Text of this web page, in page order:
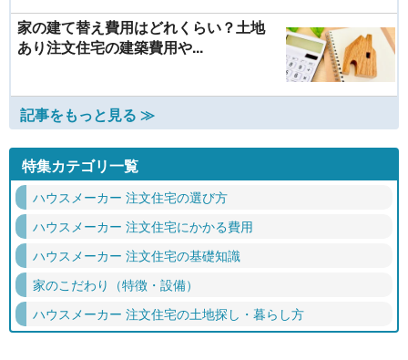
家の建て替え費用はどれくらい？土地
あり注文住宅の建築費用や...
記事をもっと見る ≫
特集カテゴリ一覧
ハウスメーカー 注文住宅の選び方
ハウスメーカー 注文住宅にかかる費用
ハウスメーカー 注文住宅の基礎知識
家のこだわり（特徴・設備）
ハウスメーカー 注文住宅の土地探し・暮らし方